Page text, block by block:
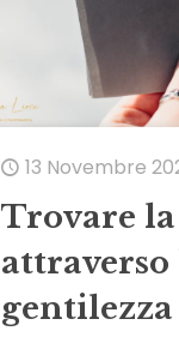
13 Novembre
Trovare
attraverso
gentilezza